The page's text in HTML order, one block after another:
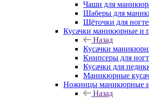
Чаши для
Шаберы для
Щёточки для
Кусачки маникюрные и
Назад
Кусачки
Книпсеры для
Кусачки для
Маникюрные
Ножницы маникюрные
Назад